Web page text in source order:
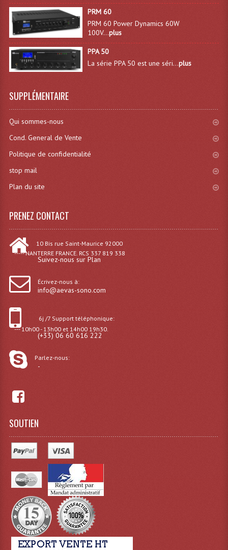
Consoles Amplifiées
Lumière
Boules À Facettes
Changeurs De Couleurs
Effets LASERS
Lasers (Effets Volumetriques)
Effets Lumineux, Centre De Piste
Electronique Commande Light
Consoles Éclairage DMX
Dispatches
Ampoules - Tubes Lumière Noire Black Gun
Lampes À Décharges
Lampes De Couleurs
Lampes Dichroique
PRM 60
PRM 60 Power Dynamics 60W
100V...plus
PPA 50
La série PPA 50 est une séri...plus
SUPPLÉMENTAIRE
Qui sommes-nous
Cond. General de Vente
Politique de confidentialité
stop mail
Plan du site
PRENEZ CONTACT
10 Bis rue Saint-Maurice 92000
----- NANTERRE FRANCE. RCS 337 819 338
Suivez-nous sur Plan
Écrivez-nous à:
info@aevas-sono.com
6j /7 Support téléphonique:
--- 10h00 - 13h00 et 14h00 19h30.
(+33) 06 60 616 222
Parlez-nous:
-
SOUTIEN